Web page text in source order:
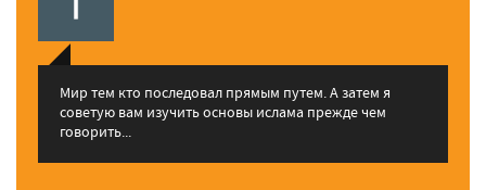
Мир тем кто последовал прямым путем. А затем я
советую вам изучить основы ислама прежде чем
говорить...